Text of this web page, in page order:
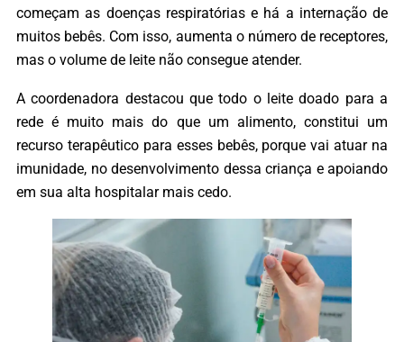
começam as doenças respiratórias e há a internação de
muitos bebês. Com isso, aumenta o número de receptores,
mas o volume de leite não consegue atender.
A coordenadora destacou que todo o leite doado para a
rede é muito mais do que um alimento, constitui um
recurso terapêutico para esses bebês, porque vai atuar na
imunidade, no desenvolvimento dessa criança e apoiando
em sua alta hospitalar mais cedo.